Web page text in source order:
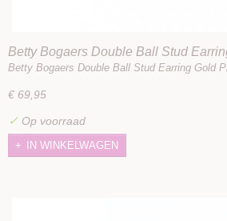
Betty Bogaers Double Ball Stud
Betty Bogaers Double Ball Stud Earring Gold
€ 69,95
✓ Op voorraad
IN WINKELWAGEN